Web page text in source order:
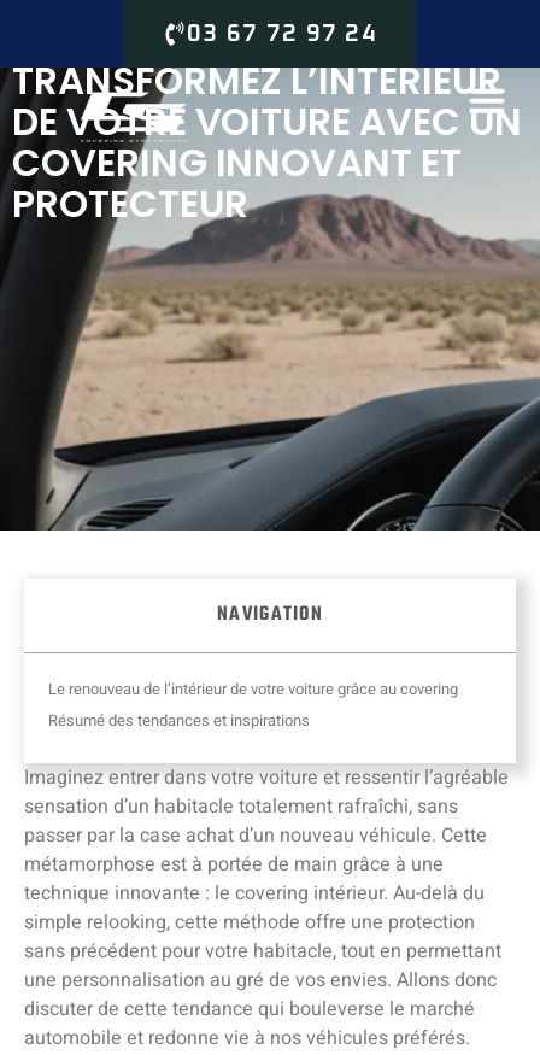
TRANSFORMEZ L’INTÉRIEUR
DE VOTRE VOITURE AVEC UN
COVERING INNOVANT ET
PROTECTEUR
NAVIGATION
Le renouveau de l’intérieur de votre voiture grâce au covering
Résumé des tendances et inspirations
Imaginez entrer dans votre voiture et ressentir l’agréable
sensation d’un habitacle totalement rafraîchi, sans
passer par la case achat d’un nouveau véhicule. Cette
métamorphose est à portée de main grâce à une
technique innovante : le covering intérieur. Au-delà du
simple relooking, cette méthode offre une protection
sans précédent pour votre habitacle, tout en permettant
une personnalisation au gré de vos envies. Allons donc
discuter de cette tendance qui bouleverse le marché
automobile et redonne vie à nos véhicules préférés.
03 67 72 97 24